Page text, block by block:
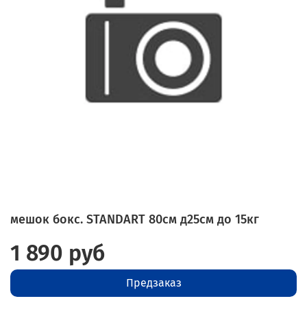
мешок бокс. STANDART 80см д25см до 15кг
1 890 руб
Предзаказ